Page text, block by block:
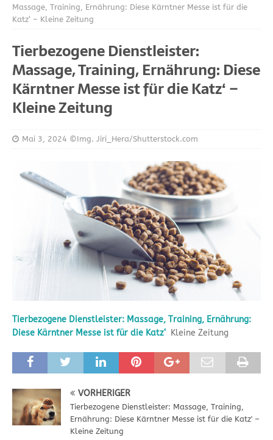
Massage, Training, Ernährung: Diese Kärntner Messe ist für die
Katz‘ – Kleine Zeitung
Tierbezogene Dienstleister:
Massage, Training, Ernährung: Diese
Kärntner Messe ist für die Katz‘ –
Kleine Zeitung
Mai 3, 2024 ©Img. Jiri_Hera/Shutterstock.com
Tierbezogene Dienstleister: Massage, Training, Ernährung:
Diese Kärntner Messe ist für die Katz‘ Kleine Zeitung
VORHERIGER
Tierbezogene Dienstleister: Massage, Training,
Ernährung: Diese Kärntner Messe ist für die Katz' –
Kleine Zeitung